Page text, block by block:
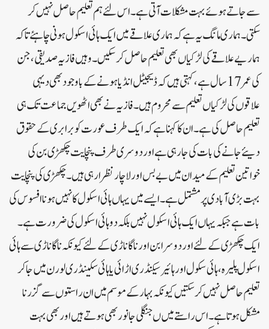
سے جاتے ہوئے بہت مشکلات آتی ہے۔ اس لئے ہم تعلیم حاصل نہیں کر
سکتی۔ ہماری مانگ یہ ہے کہ ہماری علاقے میں ایک ہائی اسکول ہونی چاہئے تاکہ
ہماریے علاقے کی لڑکیاں بھی تعلیم حاصل کر سکیں۔وہیں فازیہ صدیقی،جن
کی عمر 17سال ہے، کہتی ہیں کہ ڈیجیٹل انڈیاہونے کے باوجود بھی دیہی
علاقوں کی لڑکیاں تعلیم سے محروم ہیں۔ فازیہ نے بھی اٹھویں جماعت تک ہی
تعلیم حاصل کی ہے۔ ان کا کہناہے کہ ایک طرف عورت کو برابری کے حقوق
دیئے جانے کی بات کی جا رہی ہے اور دوسری طرف پنچایت چکھڑی بن کی
خواتین تعلیم کے میدان میں بے بس اور لاچار نظر ا رہی ہیں۔ چکھڑی کی پنچایت
بہت بڑی آبادی پر مشتمل ہے۔ ایسے میں یہاں ہائی اسکول کا نہیں ہونا افسوس کی
بات ہے جبکہ یہاں ایک ہائی اسکول نہیں بلکہ دو ہائی اسکول کی ضرورت ہے۔
ایک چکھڑی کے لئے اور دوسرا بن اور ناگاناڑی کے لئے کیونکہ ناگاناڑی سے ہائی
اسکول پلیرہ،ہائی سکول اور ہائیر سیکنڈری اڑائی یا ہائی سکینڈری لورن میں جاکر
تعلیم حاصل نہیں کر سکتیں کیونکہ بہار کے موسم میں ان راستوں سے گزرنا
مشکل ہوتاہے۔ اس راستے میں ں جنگلی جانور بھی ہوتے ہیں اور بھی بہت